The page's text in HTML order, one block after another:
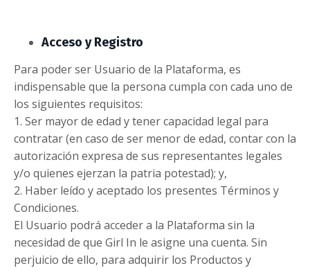
Acceso y Registro
Para poder ser Usuario de la Plataforma, es
indispensable que la persona cumpla con cada uno de
los siguientes requisitos:
1. Ser mayor de edad y tener capacidad legal para
contratar (en caso de ser menor de edad, contar con la
autorización expresa de sus representantes legales
y/o quienes ejerzan la patria potestad); y,
2. Haber leído y aceptado los presentes Términos y
Condiciones.
El Usuario podrá acceder a la Plataforma sin la
necesidad de que Girl In le asigne una cuenta. Sin
perjuicio de ello, para adquirir los Productos y